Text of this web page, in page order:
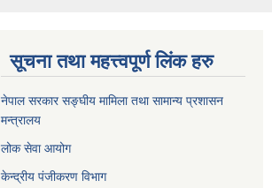
सूचना तथा महत्त्वपूर्ण लिंक हरु
नेपाल सरकार सङ्घीय मामिला तथा सामान्य प्रशासन
मन्त्रालय
लोक सेवा आयोग
केन्द्रीय पंजीकरण विभाग